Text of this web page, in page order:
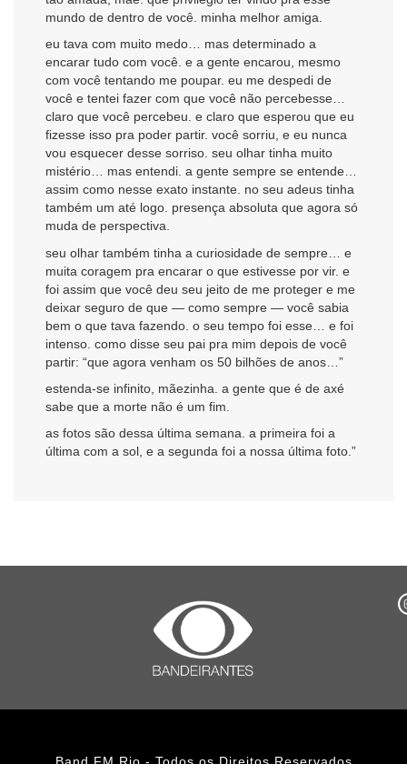
mundo de dentro de você. minha melhor amiga.
eu tava com muito medo… mas determinado a
encarar tudo com você. e a gente encarou, mesmo
com você tentando me poupar. eu me despedi de
você e tentei fazer com que você não percebesse…
claro que você percebeu. e claro que esperou que eu
fizesse isso pra poder partir. você sorriu, e eu nunca
vou esquecer desse sorriso. seu olhar tinha muito
mistério… mas entendi. a gente sempre se entende…
assim como nesse exato instante. no seu adeus tinha
também um até logo. presença absoluta que agora só
muda de perspectiva.
seu olhar também tinha a curiosidade de sempre… e
muita coragem pra encarar o que estivesse por vir. e
foi assim que você deu seu jeito de me proteger e me
deixar seguro de que — como sempre — você sabia
bem o que tava fazendo. o seu tempo foi esse… e foi
intenso. como disse seu pai pra mim depois de você
partir: “que agora venham os 50 bilhões de anos…”
estenda-se infinito, mãezinha. a gente que é de axé
sabe que a morte não é um fim.
as fotos são dessa última semana. a primeira foi a
última com a sol, e a segunda foi a nossa última foto.”
Band FM Rio - Todos os Direitos Reservados